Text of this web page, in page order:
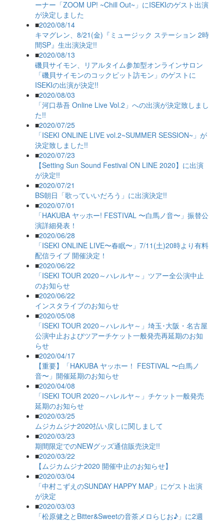
ーナー「ZOOM UP! ~Chill Out~」にISEKIのゲスト出演
が決定しました
■2020/08/14
キマグレン、8/21(金)『ミュージック ステーション 2時
間SP』生出演決定!!
■2020/08/13
磯貝サイモン、リアルタイム参加型オンラインサロン
「磯貝サイモンのコックピット訪モン」のゲストに
ISEKIの出演が決定!!
■2020/08/03
「河口恭吾 Online Live Vol.2」への出演が決定致しまし
た!!
■2020/07/25
「ISEKI ONLINE LIVE vol.2~SUMMER SESSION~」が
決定致しました!!
■2020/07/23
【Setting Sun Sound Festival ON LINE 2020】に出演
が決定!!
■2020/07/21
BS朝日「歌っていいだろう」に出演決定!!
■2020/07/01
「HAKUBA ヤッホー! FESTIVAL 〜白馬ノ音〜」振替公
演詳細発表！
■2020/06/28
「ISEKI ONLINE LIVE〜春眠〜」7/11(土)20時より有料
配信ライブ 開催決定！
■2020/06/22
「ISEKI TOUR 2020～ハレルヤ～」ツアー全公演中止
のお知らせ
■2020/06/22
インスタライブのお知らせ
■2020/05/08
「ISEKI TOUR 2020～ハレルヤ～」埼玉･大阪・名古屋
公演中止およびツアーチケット一般発売再延期のお知
らせ
■2020/04/17
【重要】「HAKUBA ヤッホー！ FESTIVAL 〜白馬ノ
音〜」開催延期のお知らせ
■2020/04/08
「ISEKI TOUR 2020～ハレルヤ～」チケット一般発売
延期のお知らせ
■2020/03/25
ムジカムジナ2020払い戻しに関しまして
■2020/03/23
期間限定でのNEWグッズ通信販売決定!!
■2020/03/22
【ムジカムジナ2020 開催中止のお知らせ】
■2020/03/04
「中村こずえのSUNDAY HAPPY MAP」にゲスト出演
が決定
■2020/03/03
「松原健之とBitter&Sweetの音茶メロらじお♪」に2週